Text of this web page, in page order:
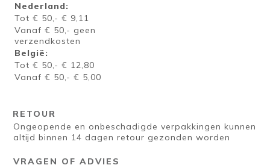
Nederland:
Tot € 50,- € 9,11
Vanaf € 50,- geen
verzendkosten
België:
Tot € 50,- € 12,80
Vanaf € 50,- € 5,00
RETOUR
Ongeopende en onbeschadigde verpakkingen kunnen
altijd binnen 14 dagen retour gezonden worden
VRAGEN OF ADVIES